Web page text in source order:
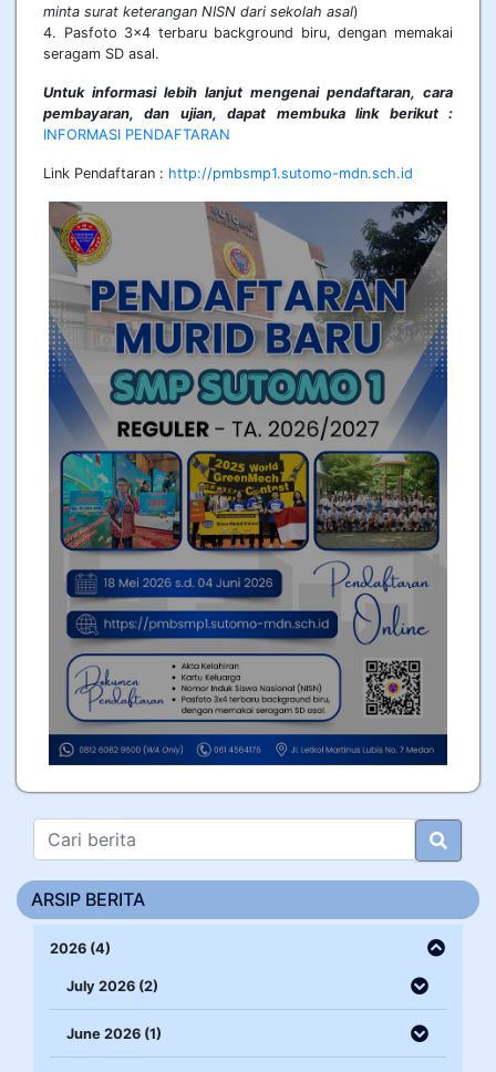
minta surat keterangan NISN dari sekolah asal)
4. Pasfoto 3x4 terbaru background biru, dengan memakai
seragam SD asal.
Untuk informasi lebih lanjut mengenai pendaftaran, cara
pembayaran, dan ujian, dapat membuka link berikut :
INFORMASI PENDAFTARAN
Link Pendaftaran : http://pmbsmp1.sutomo-mdn.sch.id
ARSIP BERITA
2026 (4)
July 2026 (2)
June 2026 (1)